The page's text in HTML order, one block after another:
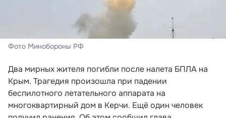
Фото Минобороны РФ
Два мирных жителя погибли после налета БПЛА на
Крым. Трагедия произошла при падении
беспилотного летательного аппарата на
многоквартирный дом в Керчи. Ещё один человек